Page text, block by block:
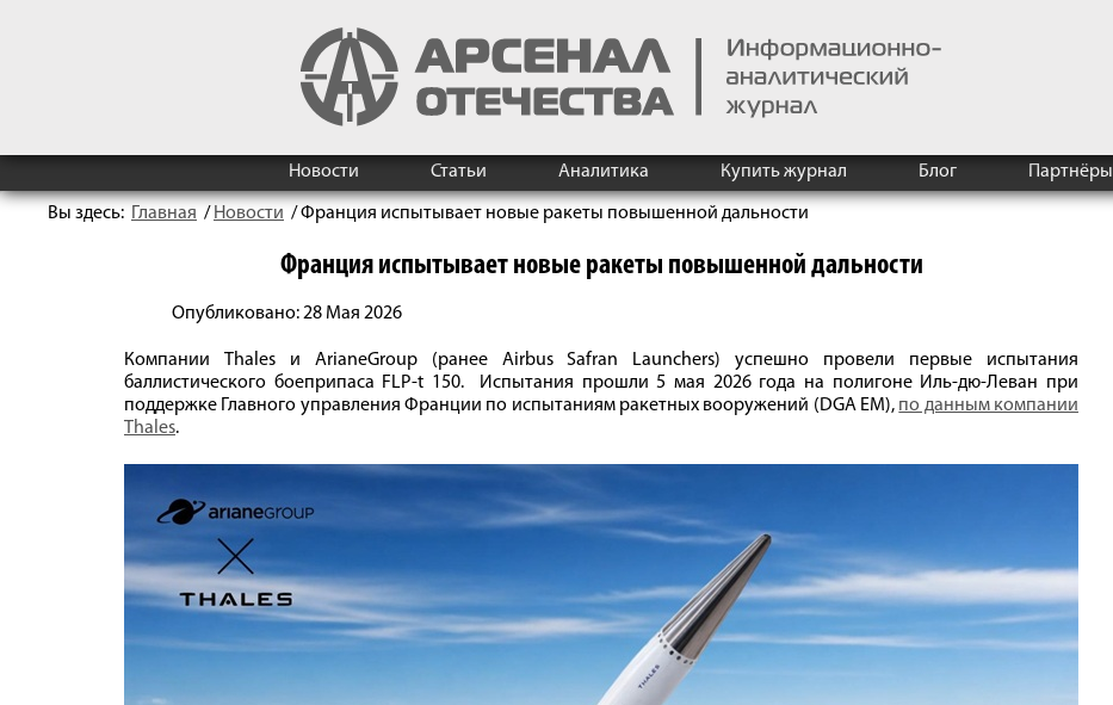
Новости Статьи Аналитика Купить журнал Блог Партнёры
Вы здесь: Главная / Новости /Франция испытывает новые ракеты повышенной дальности
Франция испытывает новые ракеты повышенной дальности
Опубликовано: 28 Мая 2026
Компании Thales и ArianeGroup (ранее Airbus Safran Launchers) успешно провели первые испытания
баллистического боеприпаса FLP-t 150. Испытания прошли 5 мая 2026 года на полигоне Иль-дю-Леван при
поддержке Главного управления Франции по испытаниям ракетных вооружений (DGA EM), по данным компании
Thales.